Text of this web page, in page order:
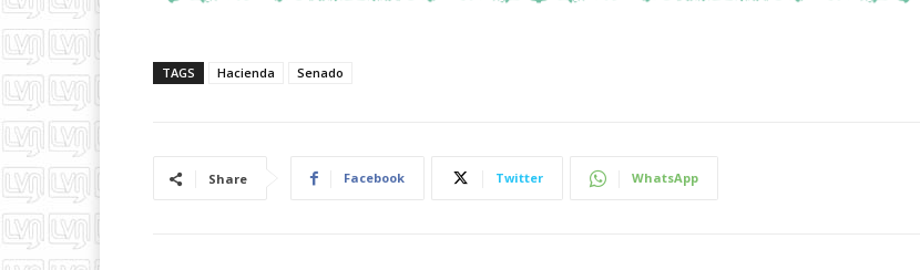
TAGS Hacienda Senado
Share Facebook Twitter WhatsApp